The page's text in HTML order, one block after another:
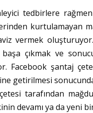
tedbirlere
kurtulamayan
vermek
çıkmak ve
Facebook şantaj
getirilmesi
tarafından
devamı ya da yeni